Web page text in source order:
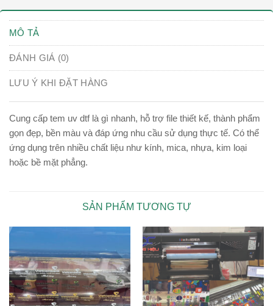
MÔ TẢ
ĐÁNH GIÁ (0)
LƯU Ý KHI ĐẶT HÀNG
Cung cấp tem uv dtf là gì nhanh, hỗ trợ file thiết kế, thành phẩm
gọn đẹp, bền màu và đáp ứng nhu cầu sử dụng thực tế. Có thể
ứng dụng trên nhiều chất liệu như kính, mica, nhựa, kim loại
hoặc bề mặt phẳng.
SẢN PHẨM TƯƠNG TỰ